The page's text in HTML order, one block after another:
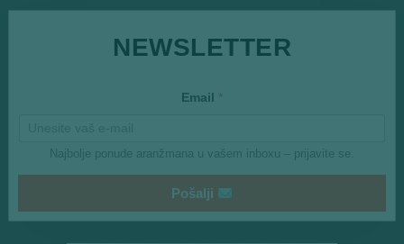
m
a
*
NEWSLETTER
Email *
Najbolje ponude aranžmana u vašem inboxu – prijavite se.
Pošalji